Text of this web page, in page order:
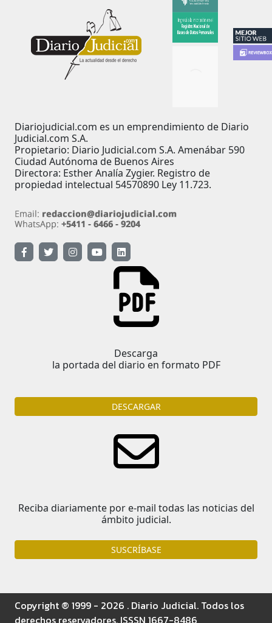
Diariojudicial.com es un emprendimiento de Diario
Judicial.com S.A.
Propietario: Diario Judicial.com S.A. Amenábar 590
Ciudad Autónoma de Buenos Aires
Directora: Esther Analía Zygier. Registro de
propiedad intelectual 54570890 Ley 11.723.
Descarga
la portada del diario en formato PDF
DESCARGAR
Reciba diariamente por e-mail todas las noticias del
ámbito judicial.
SUSCRÍBASE
Copyright ® 1999 - 2026 . Diario Judicial. Todos los